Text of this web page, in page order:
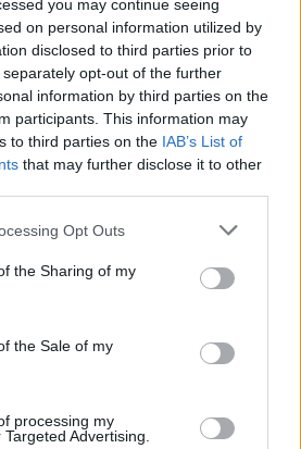
you may continue seeing
on personal information utilized by
disclosed to third parties prior to
opt-out of the further
information by third parties on the
participants. This information may
to third parties on the IAB’s List of
that may further disclose it to other
Opt Outs
the Sharing of my
the Sale of my
processing my
Advertising.
00:00:41
suktis, J. Stoltenbergas
spartinti gamybą
00:04:30
strėles į ES: esą vargina
derybų dėl šaudmenų perdavimo
00:00:54
lankosi Kyjive: pagerbė
00:02:49
šalis tapo NATO nare